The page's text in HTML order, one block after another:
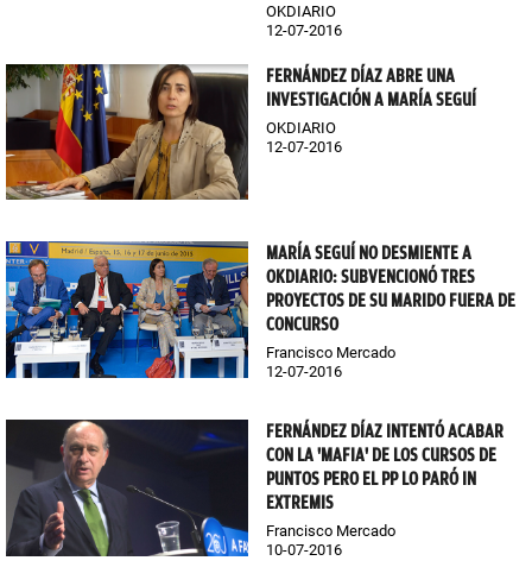
OKDIARIO
12-07-2016
FERNÁNDEZ DÍAZ ABRE UNA
INVESTIGACIÓN A MARÍA SEGUÍ
OKDIARIO
12-07-2016
MARÍA SEGUÍ NO DESMIENTE A
OKDIARIO: SUBVENCIONÓ TRES
PROYECTOS DE SU MARIDO FUERA DE
CONCURSO
Francisco Mercado
12-07-2016
FERNÁNDEZ DÍAZ INTENTÓ ACABAR
CON LA 'MAFIA' DE LOS CURSOS DE
PUNTOS PERO EL PP LO PARÓ IN
EXTREMIS
Francisco Mercado
10-07-2016